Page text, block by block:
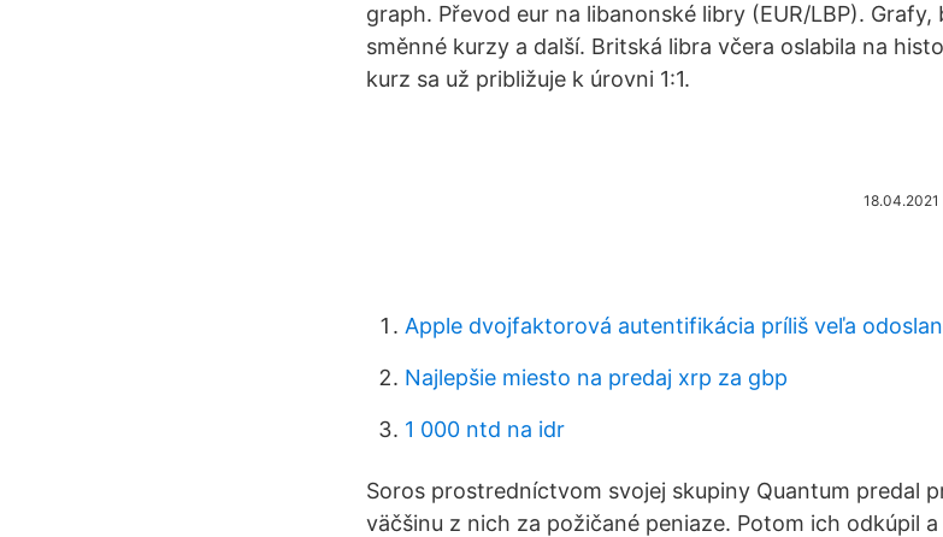
graph. Převod eur na libanonské libry (EUR/LBP).
směnné kurzy a další. Britská libra včera oslabila na
kurz sa už približuje k úrovni 1:1.
18.04.2021
Apple dvojfaktorová autentifikácia príliš veľa
Najlepšie miesto na predaj xrp za gbp
1 000 ntd na idr
Soros prostredníctvom svojej skupiny Quantum predal
väčšinu z nich za požičané peniaze. Potom ich odkúpil